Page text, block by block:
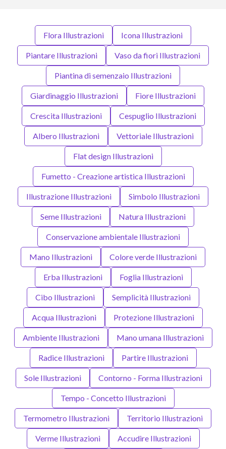
Flora Illustrazioni Icona Illustrazioni
Piantare Illustrazioni Vaso da fiori Illustrazioni
Piantina di semenzaio Illustrazioni
Giardinaggio Illustrazioni Fiore Illustrazioni
Crescita Illustrazioni Cespuglio Illustrazioni
Albero Illustrazioni Vettoriale Illustrazioni
Flat design Illustrazioni
Fumetto - Creazione artistica Illustrazioni
Illustrazione Illustrazioni Simbolo Illustrazioni
Seme Illustrazioni Natura Illustrazioni
Conservazione ambientale Illustrazioni
Mano Illustrazioni Colore verde Illustrazioni
Erba Illustrazioni Foglia Illustrazioni
Cibo Illustrazioni Semplicità Illustrazioni
Acqua Illustrazioni Protezione Illustrazioni
Ambiente Illustrazioni Mano umana Illustrazioni
Radice Illustrazioni Partire Illustrazioni
Sole Illustrazioni Contorno - Forma Illustrazioni
Tempo - Concetto Illustrazioni
Termometro Illustrazioni Territorio Illustrazioni
Verme Illustrazioni Accudire Illustrazioni